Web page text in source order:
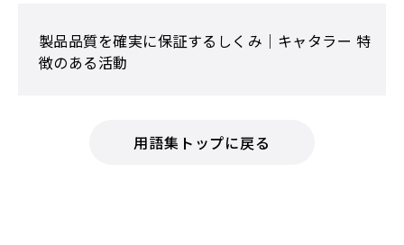
製品品質を確実に保証するしくみ｜キャタラー 特
徴のある活動
用語集トップに戻る